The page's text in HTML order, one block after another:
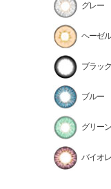
グレー
ヘーゼル
ブラック
ブルー
グリーン
バイオ